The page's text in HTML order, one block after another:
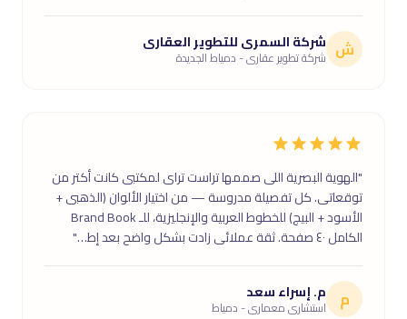
ش شركة السمرى للتطوير العقارى
شركة تطوير عقارى - دمياط الجديدة
"الهوية البصرية اللى صممها تراست تراى لمكتبى كانت أكتر من
توقعاتى. كل تفصيلة مدروسة — من اختيار الألوان (الذهبى +
الأسود + البيج) للخطوط العربية والإنجليزية، للـ Brand Book
الكامل ٤٠ صفحة. ثقة عملائى زادت بشكل واضح بعد إط…"
م م. إسراء سعد
استشارى معمارى - دمياط